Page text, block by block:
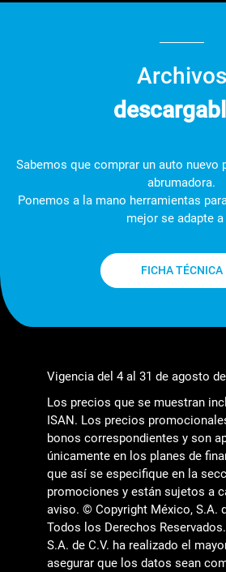
Archivos
Sabemos que comprar un auto nuevo
abrumadora.
Ponemos a la mano herramientas
mejor se adapte
FICHA TÉCNICA
Vigencia del 4 al 31 de agosto
Los precios que se muestran
ISAN. Los precios
bonos correspondientes y son
únicamente en los planes de
que así se especifique en la
promociones y están sujetos a
aviso. © Copyright México, S.A.
Todos los Derechos
S.A. de C.V. ha realizado el
asegurar que los datos sean